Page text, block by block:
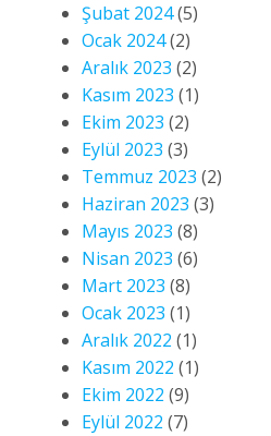
Şubat 2024(5)
Ocak 2024(2)
Aralık 2023 (2)
Kasım 2023 (1)
Ekim 2023 (2)
Eylül 2023 (3)
Temmuz 2023 (2)
Haziran 2023 (3)
Mayıs 2023 (8)
Nisan 2023 (6)
Mart 2023 (8)
Ocak 2023 (1)
Aralık 2022 (1)
Kasım 2022 (1)
Ekim 2022 (9)
Eylül 2022 (7)